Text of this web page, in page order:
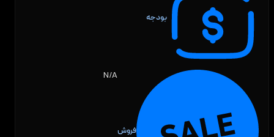
بودجه
فروش
N/A